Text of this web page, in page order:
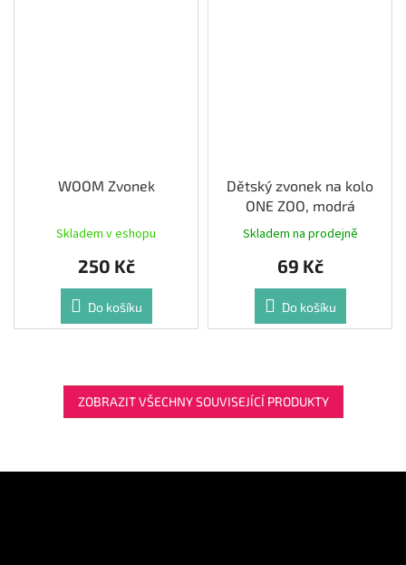
WOOM Zvonek
Skladem v eshopu
250 Kč
Do košíku
Dětský zvonek na kolo
ONE ZOO, modrá
Skladem na prodejně
69 Kč
Do košíku
ZOBRAZIT VŠECHNY SOUVISEJÍCÍ PRODUKTY